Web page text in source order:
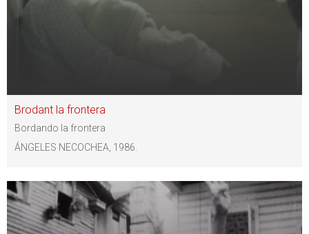
Brodant la frontera
Bordando la frontera
ÁNGELES NECOCHEA, 1986.